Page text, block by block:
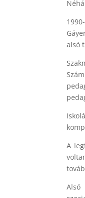
alsó
A
Alsó